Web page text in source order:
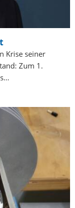
Krise seiner
Zum 1.